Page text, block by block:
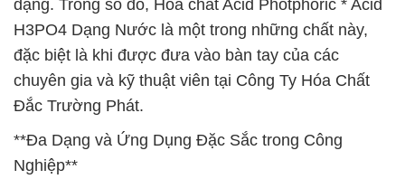
dạng. Trong số đó, Hóa chất Acid Photphoric * Acid
H3PO4 Dạng Nước là một trong những chất này,
đặc biệt là khi được đưa vào bàn tay của các
chuyên gia và kỹ thuật viên tại Công Ty Hóa Chất
Đắc Trường Phát.
**Đa Dạng và Ứng Dụng Đặc Sắc trong Công
Nghiệp**